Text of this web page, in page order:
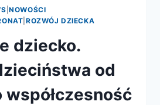
|NOWOŚCI
ROZWÓJ DZIECKA
dziecko.
od
współczesność